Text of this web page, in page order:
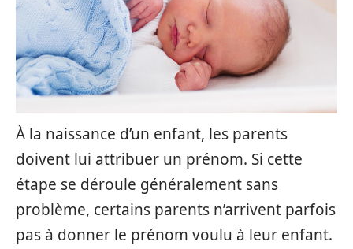
À la naissance d’un enfant, les parents
doivent lui attribuer un prénom. Si cette
étape se déroule généralement sans
problème, certains parents n’arrivent parfois
pas à donner le prénom voulu à leur enfant.